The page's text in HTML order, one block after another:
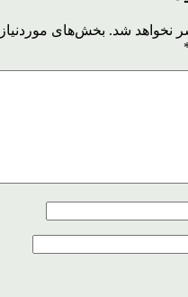
نخواهد شد. بخش‌های موردنیاز